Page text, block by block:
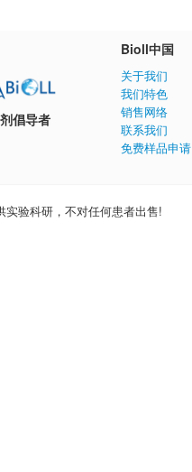
倡导者
Bioll中国
关于我们
我们特色
销售网络
联系我们
免费样品申请
实验科研，不对任何患者出售!